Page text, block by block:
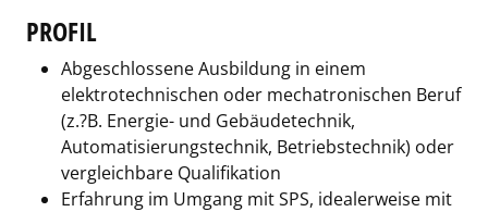
PROFIL
Abgeschlossene Ausbildung in einem
elektrotechnischen oder mechatronischen Beruf
(z.?B. Energie- und Gebäudetechnik,
Automatisierungstechnik, Betriebstechnik) oder
vergleichbare Qualifikation
Erfahrung im Umgang mit SPS, idealerweise mit